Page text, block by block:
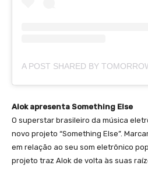
Alok apresenta Something Else
O superstar brasileiro da música
novo projeto “Something Else”.
em relação ao seu som eletrônico
projeto traz Alok de volta às suas